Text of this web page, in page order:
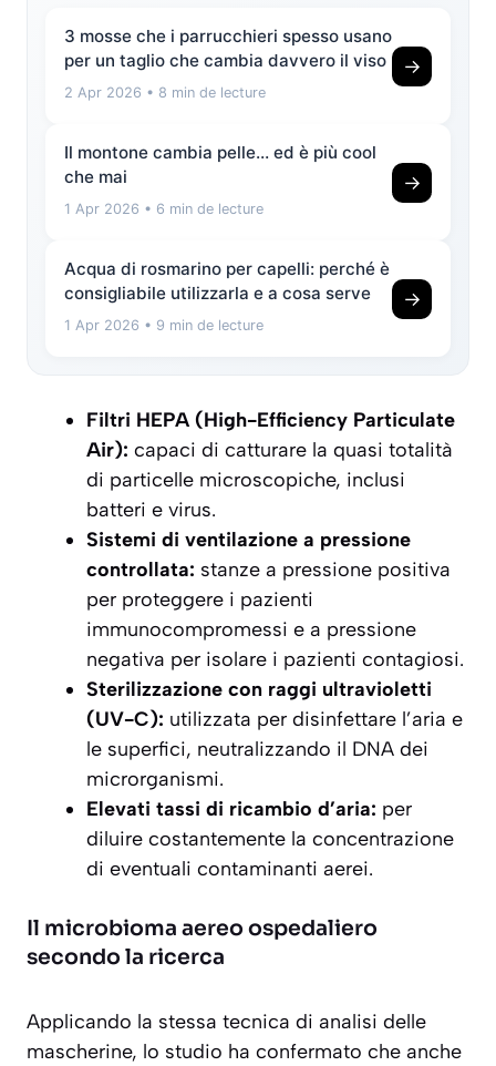
3 mosse che i parrucchieri spesso usano
per un taglio che cambia davvero il viso
2 Apr 2026 • 8 min de lecture
→
Il montone cambia pelle… ed è più cool
che mai
1 Apr 2026 • 6 min de lecture
→
Acqua di rosmarino per capelli: perché è
consigliabile utilizzarla e a cosa serve
1 Apr 2026 • 9 min de lecture
→
Filtri HEPA (High-Efficiency Particulate
Air): capaci di catturare la quasi totalità
di particelle microscopiche, inclusi
batteri e virus.
Sistemi di ventilazione a pressione
controllata: stanze a pressione positiva
per proteggere i pazienti
immunocompromessi e a pressione
negativa per isolare i pazienti contagiosi.
Sterilizzazione con raggi ultravioletti
(UV-C): utilizzata per disinfettare l’aria e
le superfici, neutralizzando il DNA dei
microrganismi.
Elevati tassi di ricambio d’aria: per
diluire costantemente la concentrazione
di eventuali contaminanti aerei.
Il microbioma aereo ospedaliero
secondo la ricerca
Applicando la stessa tecnica di analisi delle
mascherine, lo studio ha confermato che anche